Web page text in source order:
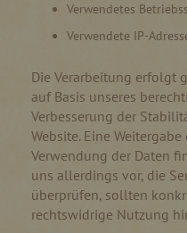
Verwendetes
Verwendete IP-
Die Verarbeitung erfolgt
auf Basis unseres
Verbesserung der
Website. Eine
Verwendung der Daten
uns allerdings vor, die
überprüfen, sollten
rechtswidrige Nutzung